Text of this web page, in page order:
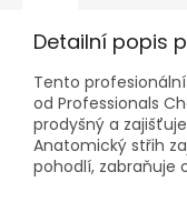
Detailní popis
Tento
od Professionals
prodyšný a
Anatomický střih
pohodlí, zabraňuje